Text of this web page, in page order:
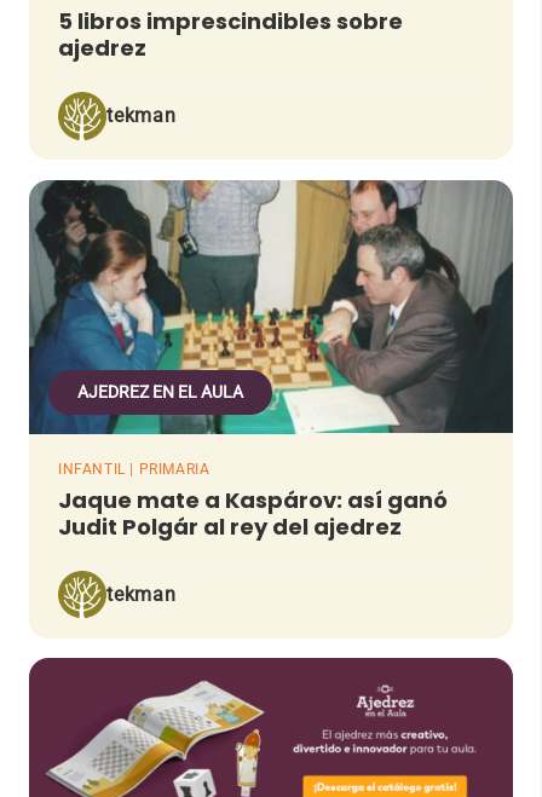
5 libros imprescindibles sobre
ajedrez
tekman
AJEDREZ EN EL AULA
INFANTIL | PRIMARIA
Jaque mate a Kaspárov: así ganó
Judit Polgár al rey del ajedrez
tekman